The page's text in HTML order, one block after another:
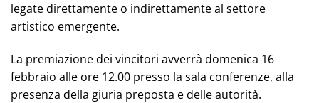
legate direttamente o indirettamente al settore
artistico emergente.
La premiazione dei vincitori avverrà domenica 16
febbraio alle ore 12.00 presso la sala conferenze, alla
presenza della giuria preposta e delle autorità.